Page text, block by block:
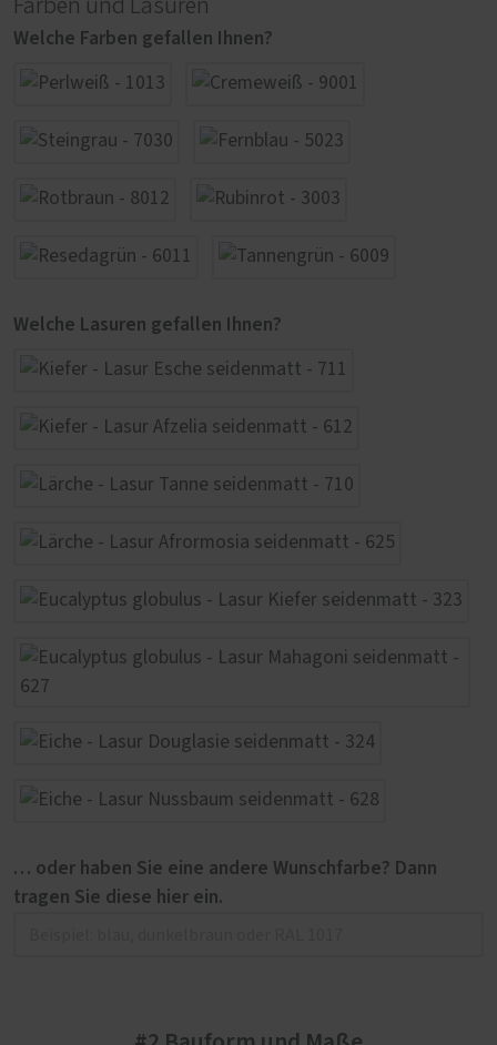
Farben und Lasuren
Welche Farben gefallen Ihnen?
Welche Lasuren gefallen Ihnen?
… oder haben Sie eine andere Wunschfarbe? Dann
tragen Sie diese hier ein.